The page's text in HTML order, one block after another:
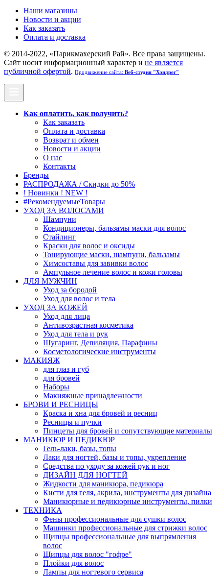
Наши магазины
Новости и акции
Как заказать
Оплата и доставка
© 2014-2022, «Парикмахерский Рай». Все права защищены.
Cайт носит информационный характер и не является
публичной офертой. Продвижение сайта: Веб-студия "Хэндрег"
Как оплатить, как получить?
Как заказать
Оплата и доставка
Возврат и обмен
Новости и акции
О нас
Контакты
Бренды
РАСПРОДАЖА / Скидки до 50%
! Новинки ! NEW !
#РекомендуемыеТовары
УХОД ЗА ВОЛОСАМИ
Шампуни
Кондиционеры, бальзамы маски для волос
Стайлинг
Краски для волос и оксиды
Тонирующие маски, шампуни, бальзамы
Химсоставы для завивки волос
Ампульное лечение волос и кожи головы
ДЛЯ МУЖЧИН
Уход за бородой
Уход для волос и тела
УХОД ЗА КОЖЕЙ
Уход для лица
Антивозрастная косметика
Уход для тела и рук
Шугаринг, Депиляция, Парафины
Косметологические инструменты
МАКИЯЖ
для глаз и губ
для бровей
Наборы
Макияжные принадлежности
БРОВИ И РЕСНИЦЫ
Краска и хна для бровей и ресниц
Ресницы и пучки
Пинцеты для бровей и сопутствующие материалы
МАНИКЮР И ПЕДИКЮР
Гель-лаки, базы, топы
Лаки для ногтей, базы и топы, укрепление
Средства по уходу за кожей рук и ног
ДИЗАЙН ДЛЯ НОГТЕЙ
Жидкости для маникюра, педикюра
Кисти для геля, акрила, инструменты для дизайна
Маникюрные и педикюрные инструменты, пилки
ТЕХНИКА
Фены профессиональные для сушки волос
Машинки профессиональные для стрижки волос
Щипцы профессиональные для выпрямления
волос
Щипцы для волос "гофре"
Плойки для волос
Лампы для ногтевого сервиса